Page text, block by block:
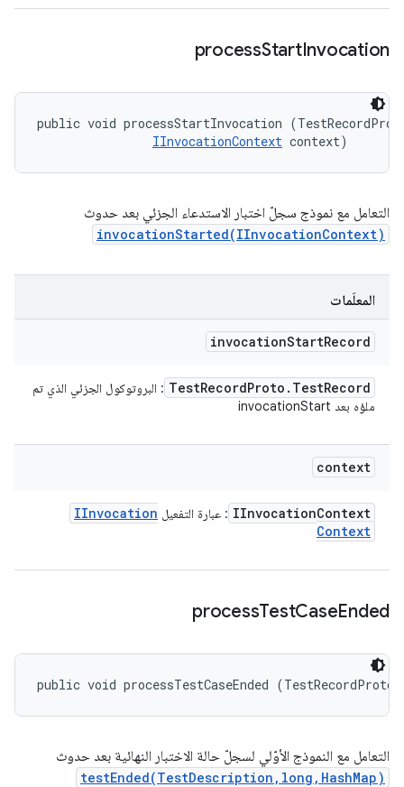
processStartInvocation
public void processStartInvocation
IInvocationContext context)
التعامل مع نموذج سجلّ اختبار الاستدعاء الجزئي بعد حدوث
invocationStarted(IInvocationContext)
المعلَمات
invocationStartRecord
TestRecordProto . TestRecord
: البروتوكول الجزئي الذي تم
ملؤه بعد invocationStart
context
IInvocationContext : عبارة التفعيل IInvocation
Context
processTestCaseEnded
public void processTestCaseEnded
التعامل مع النموذج الأوّلي لسجلّ حالة الاختبار النهائية بعد حدوث
testEnded(TestDescription,long,HashMap)